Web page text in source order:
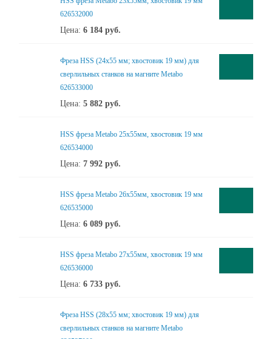
626532000
Цена: 6 184 руб.
Фреза HSS (24x55 мм; хвостовик 19 мм) для
сверлильных станков на магните Metabo
626533000
Цена: 5 882 руб.
HSS фреза Metabo 25x55мм, хвостовик 19 мм
626534000
Цена: 7 992 руб.
HSS фреза Metabo 26x55мм, хвостовик 19 мм
626535000
Цена: 6 089 руб.
HSS фреза Metabo 27x55мм, хвостовик 19 мм
626536000
Цена: 6 733 руб.
Фреза HSS (28x55 мм; хвостовик 19 мм) для
сверлильных станков на магните Metabo